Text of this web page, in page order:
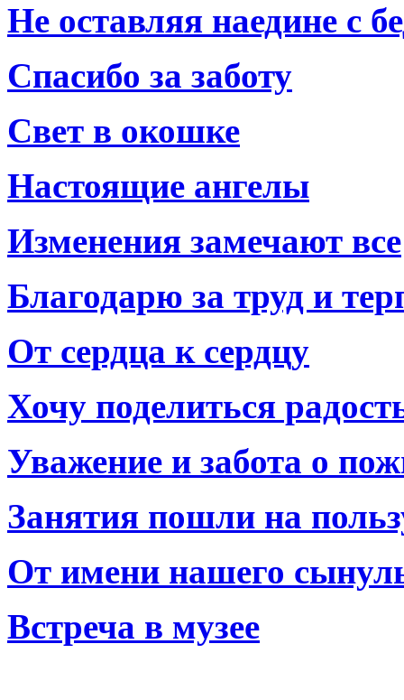
Не оставляя наедине с
Спасибо за заботу
Свет в окошке
Настоящие ангелы
Изменения замечают все
Благодарю за труд и
От сердца к сердцу
Хочу поделиться
Уважение и забота о
Занятия пошли на
От имени нашего
Встреча в музее